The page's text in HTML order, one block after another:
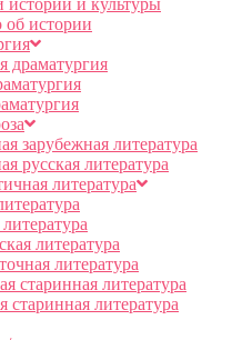
истории и культуры
об истории
драматургия
зарубежная литература
русская литература
литература
литература
литература
старинная литература
старинная литература